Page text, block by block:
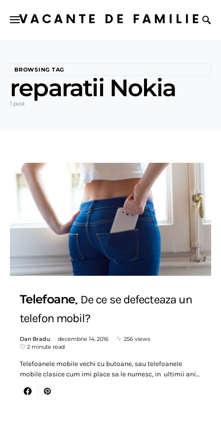
VACANTE DE FAMILIE
BROWSING TAG
reparatii Nokia
1 post
Telefoane De ce se defecteaza un
telefon mobil?
Dan Bradu decembrie 14, 2016
256 views
2 minute read
Telefoanele mobile vechi cu butoane, sau telefoanele
mobile clasice cum imi place sa le numesc, in ultimii ani…